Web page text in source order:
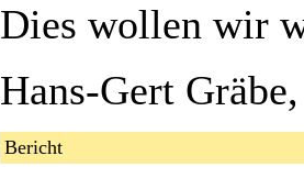
Dies wollen wir
Hans-Gert
Bericht